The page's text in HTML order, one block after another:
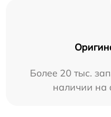
Более 20 тыс.
наличии на